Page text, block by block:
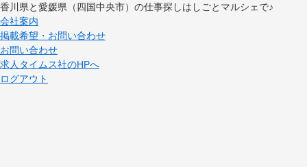
香川県と愛媛県（四国中央市）の仕事探しはしごとマルシェで♪
会社案内
掲載希望・お問い合わせ
お問い合わせ
求人タイムス社のHPへ
ログアウト